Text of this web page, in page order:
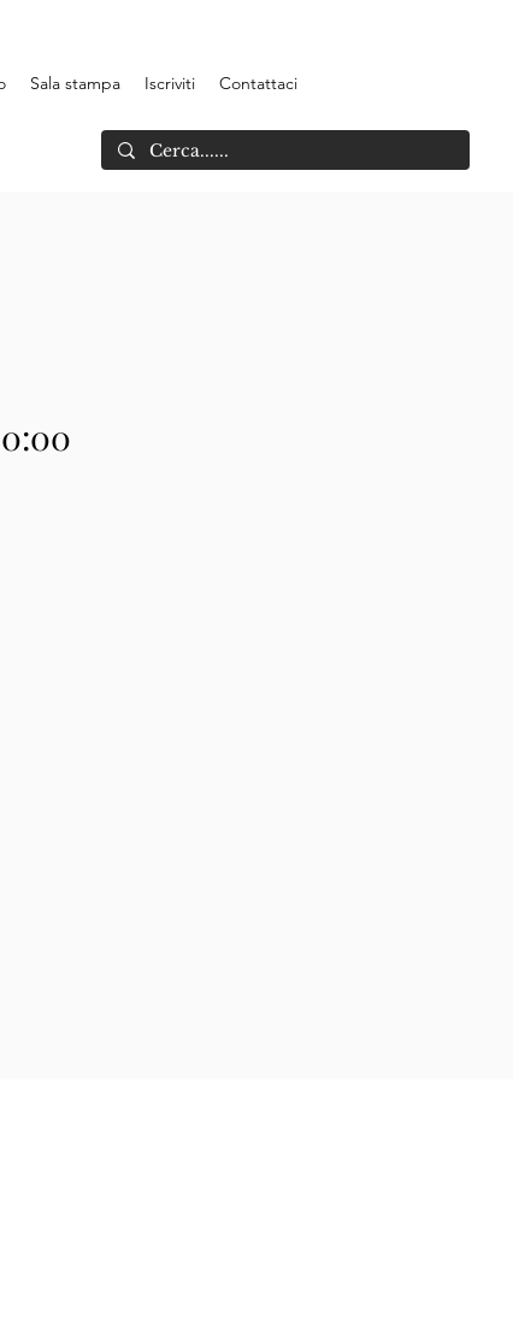
Sala stampa Iscriviti Contattaci